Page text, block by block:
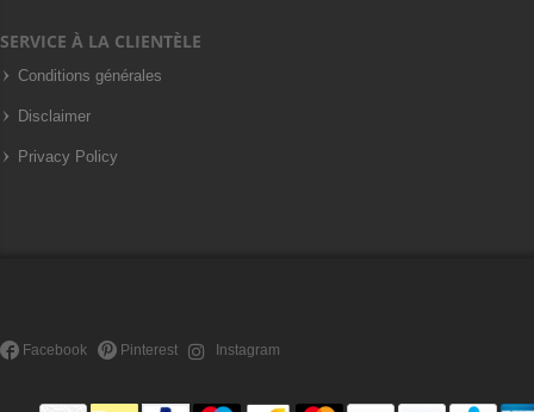
SERVICE À LA CLIENTÈLE
Conditions générales
Disclaimer
Privacy Policy
Facebook Pinterest Instagram